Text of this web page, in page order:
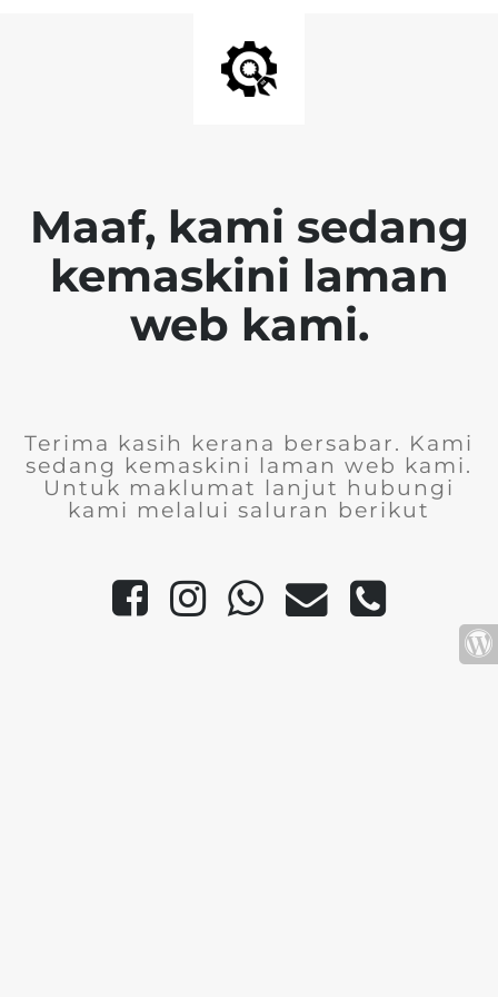
Maaf, kami sedang
kemaskini laman
web kami.
Terima kasih kerana bersabar. Kami
sedang kemaskini laman web kami.
Untuk maklumat lanjut hubungi
kami melalui saluran berikut